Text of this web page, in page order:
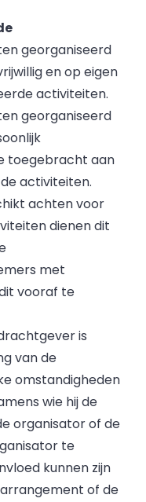
georganiseerd
en op eigen
activiteiten.
georganiseerd
toegebracht aan
activiteiten.
achten voor
dienen dit
met
vooraf te
is
van de
omstandigheden
wie hij de
organisator of de
te
kunnen zijn
of de